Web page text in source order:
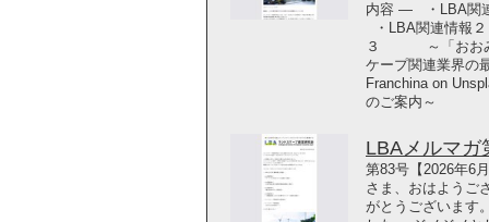
内容 ― ・LBA関
・LBA関連情報
３ ～「おおみ
ケープ関連業界の
Franchina on
のご案内～
LBAメルマガ
第83号【2026年6
さま、おはようご
がとうございます